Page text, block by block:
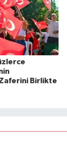
Birlikte